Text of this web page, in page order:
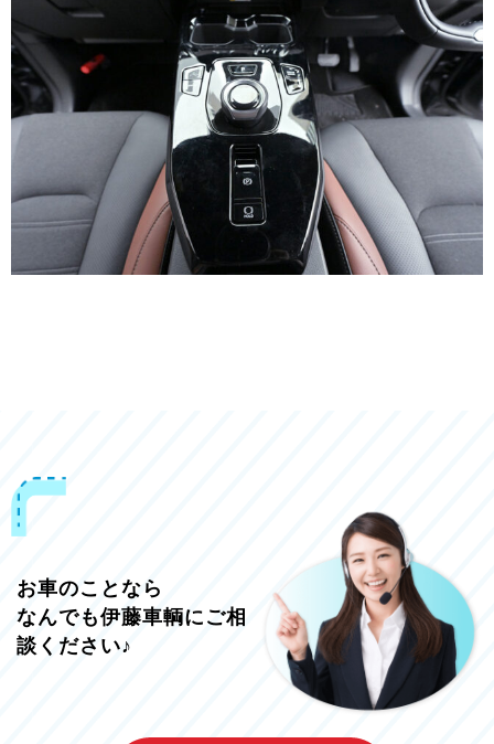
お車のことなら
なんでも伊藤車輌にご相
談ください♪